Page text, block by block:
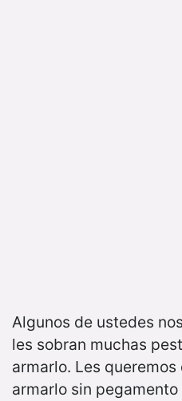
Algunos de ustedes
les sobran muchas
armarlo. Les
armarlo sin